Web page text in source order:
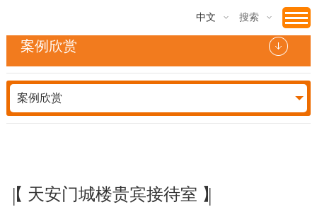
中文 搜索
案例欣赏
案例欣赏
|【 天安门城楼贵宾接待室 】|